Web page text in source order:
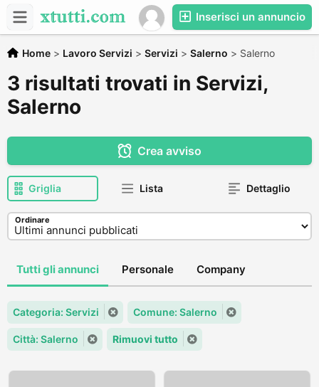
Inserisci un annuncio
Home > Lavoro Servizi > Servizi > Salerno > Salerno
3 risultati trovati in Servizi,
Salerno
Crea avviso
Griglia Lista Dettaglio
Ordinare
Tutti gli annunci Personale Company
Categoria: Servizi Comune: Salerno
Città: Salerno Rimuovi tutto